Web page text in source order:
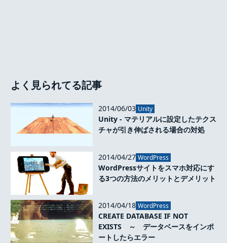
よく見られてる記事
2014/06/03 Unity
Unity - マテリアルに設定したテクス
チャが引き伸ばされる場合の対処
2014/04/27 WordPress
WordPressサイトをスマホ対応にす
る3つの方法のメリットとデメリット
2014/04/18 WordPress
CREATE DATABASE IF NOT
EXISTS ～ データベースをインポ
ートしたらエラー